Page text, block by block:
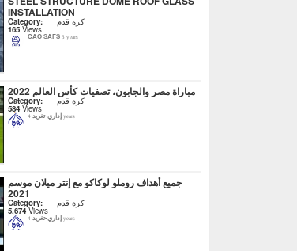
INSTALLATION
Category: كرة قدم
165 Views
CAO SAFS 3 years
مباراة مصر والجابون، تصفيات كأس العالم 2022
Category: كرة قدم
584 Views
إداري-تغريد 4 years
جميع أهداف روملو لوكاكو مع إنتر ميلان موسم
2021
Category: كرة قدم
5,674Views
إداري-تغريد 4 years